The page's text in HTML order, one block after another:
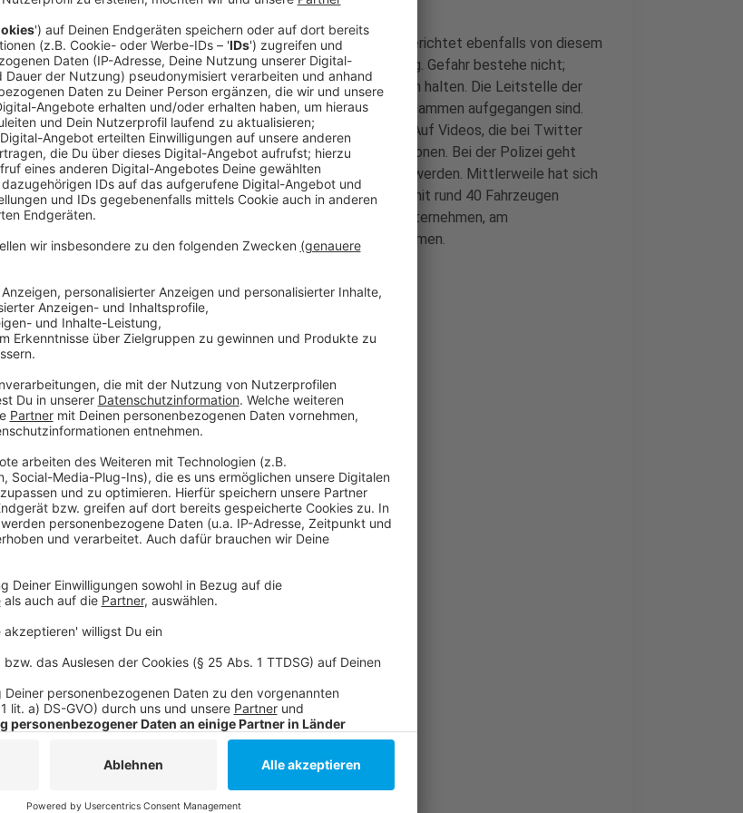
Gegen 2.30 Uhr hat auch die Warn-App NINA angeschlagen und berichtet ebenfalls von diesem
Brand. Es kommt zu Geruchsbelästigungen und Rauchniederschlag. Gefahr bestehe nicht;
vorsorglich sollten Anwohner aber Fenster und Türen geschlossen halten. Die Leitstelle der
Polizei hat uns bestätigt, dass bis zu 40 Busse der Rheinbahn in Flammen aufgegangen sind.
Die Feuerwehr spricht bei Twitter von "einer Vielzahl an Bussen".
Auf Videos, die bei Twitter
und Facebook zu sehen sind, hören wir immer wieder auch Explosionen. Bei der Polizei geht
man davon aus, dass die die Löscharbeiten noch Stunden dauern werden. Mittlerweile hat sich
auch die Rheinbahn gemeldet. Auch sie berichtet, dass die Halle mit rund 40 Fahrzeugen
komplett niedergebrannt ist. Es wird daher, so schreibt es das Unternehmen, am
Donnerstagmorgen (1. April) zu Verspätungen im Fahrbetrieb kommen.
Die Erstmeldung der Feuerwehr bei Twitter:
Anzeige
Die Erstmeldung der Rheinbahn:
Anzeige
Anzeige
Weitere Infos und Links zum Thema:
Die Homepage der Rheinbahn!
Die Rheinbahn bei Twitter!
Die Homepage der Düsseldorfer Feuerwehr!
Die Düsseldorfer Feuerwehr bei Twitter!